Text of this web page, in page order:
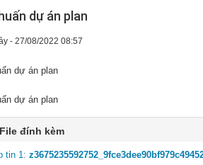
dự án plan
- 27/08/2022 08:57
dự án plan
dự án plan
File đính kèm
tin 1: